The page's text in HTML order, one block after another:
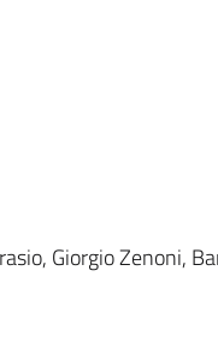
Giorgio Zenoni,